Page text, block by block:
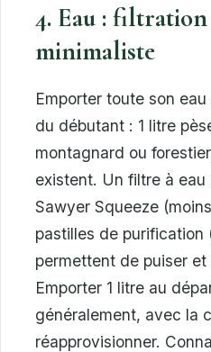
4. Eau :
minimaliste
Emporter toute son
du débutant : 1 litre
montagnard ou
existent. Un filtre à
Sawyer Squeeze
pastilles de purification
permettent de puiser et
Emporter 1 litre au
généralement, avec la
réapprovisionner.